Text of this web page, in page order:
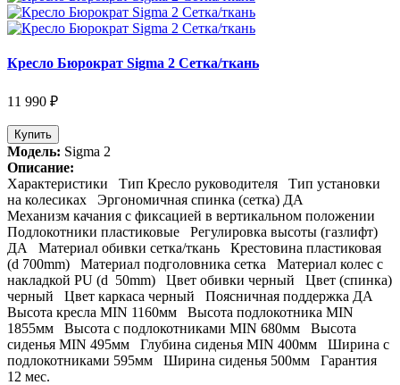
Кресло Бюрократ Sigma 2 Сетка/ткань
11 990 ₽
Купить
Модель: Sigma 2
Описание:
Характеристики Тип Кресло руководителя Тип установки
на колесиках Эргономичная спинка (сетка) ДА
Механизм качания с фиксацией в вертикальном положении
Подлокотники пластиковые Регулировка высоты (газлифт)
ДА Материал обивки сетка/ткань Крестовина пластиковая
(d 700mm) Материал подголовника сетка Материал колес с
накладкой PU (d 50mm) Цвет обивки черный Цвет (спинка)
черный Цвет каркаса черный Поясничная поддержка ДА
Высота кресла MIN 1160мм Высота подлокотника MIN
1855мм Высота с подлокотниками MIN 680мм Высота
сиденья MIN 495мм Глубина сиденья MIN 400мм Ширина с
подлокотниками 595мм Ширина сиденья 500мм Гарантия
12 мес.